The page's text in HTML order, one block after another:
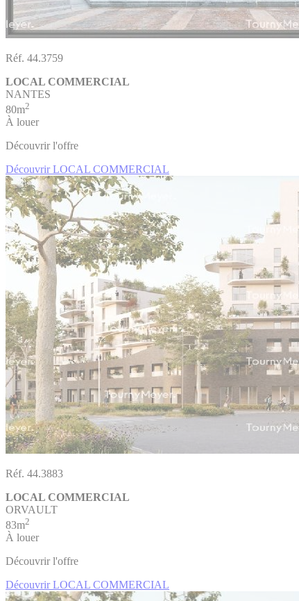
Réf. 44.3759
LOCAL COMMERCIAL
NANTES
80m2
À louer
Découvrir l'offre
Découvrir LOCAL COMMERCIAL
Réf. 44.3883
LOCAL COMMERCIAL
ORVAULT
83m2
À louer
Découvrir l'offre
Découvrir LOCAL COMMERCIAL